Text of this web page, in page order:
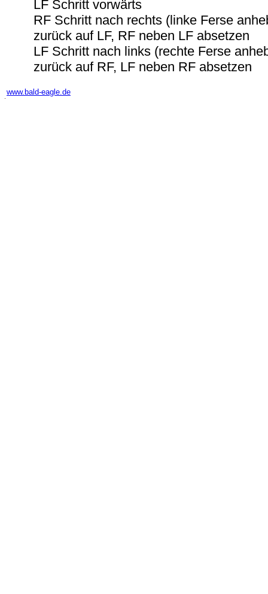
LF Schritt vorwärts
RF Schritt nach rechts (linke Ferse
zurück auf LF, RF neben LF absetzen
LF Schritt nach links (rechte Ferse
zurück auf RF, LF neben RF absetzen
www.bald-eagle.de